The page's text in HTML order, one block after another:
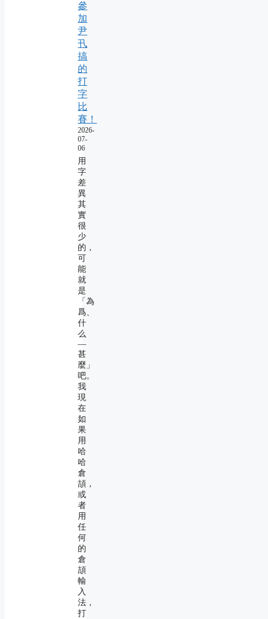
參
加
尹
卂
搞
的
打
字
比
賽！
2026-
07-
06
用
字
差
異
其
實
很
少
的，
可
能
就
是
「為
爲、
什
么
―
甚
麼」
吧。
我
現
在
如
果
用
哈
哈
倉
頡，
或
者
用
任
何
的
倉
頡
輸
入
法，
打